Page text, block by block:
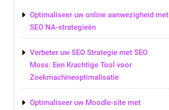
Optimaliseer uw online aanwezigheid met
SEO NA-strategieën
Verbeter uw SEO Strategie met SEO
Moss: Een Krachtige Tool voor
Zoekmachineoptimalisatie
Optimaliseer uw Moodle-site met